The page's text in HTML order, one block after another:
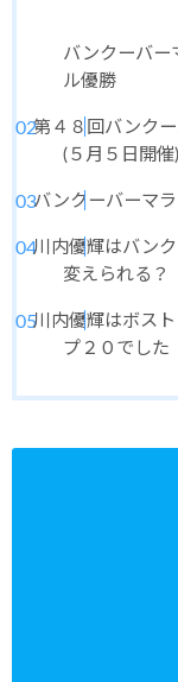
バンクーバー
ル優勝
第４８回バンク
(５月５日開催)
バンクーバーマ
川内優輝はバン
変えられる？
川内優輝はボス
プ２０でした